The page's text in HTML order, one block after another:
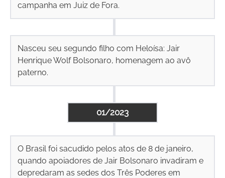
campanha em Juiz de Fora.
Nasceu seu segundo filho com Heloísa: Jair
Henrique Wolf Bolsonaro, homenagem ao avô
paterno.
01/2023
O Brasil foi sacudido pelos atos de 8 de janeiro,
quando apoiadores de Jair Bolsonaro invadiram e
depredaram as sedes dos Três Poderes em